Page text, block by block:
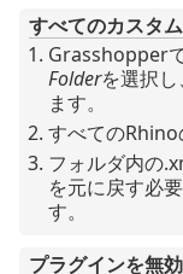
すべてのカスタ
Grasshopperで
Folderを選択
ます。
すべてのRhino
フォルダ内の
を元に戻す必
す。
プラグインを無